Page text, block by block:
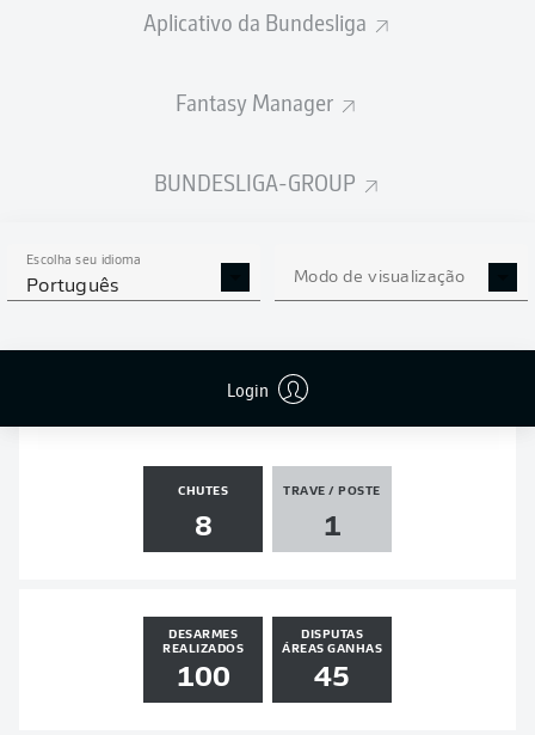
Aplicativo da Bundesliga
Fantasy Manager
BUNDESLIGA-GROUP
Escolha seu idioma
Português Modo de visualização
Login
ESTATÍSTICAS DA
TEMPORADA 2023/2024
GOLS ASSISTÊNCIAS PÊNALTIS
CHUTES
8
TRAVE / POSTE
1
DESARMES
REALIZADOS
100
DISPUTAS
ÁREAS GANHAS
45